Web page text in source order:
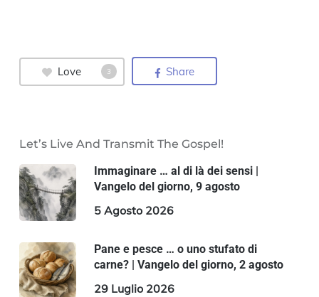
Love 3 Share
Let’s Live And Transmit The Gospel!
Immaginare … al di là dei sensi |
Vangelo del giorno, 9 agosto
5 Agosto 2026
Pane e pesce … o uno stufato di
carne? | Vangelo del giorno, 2 agosto
29 Luglio 2026